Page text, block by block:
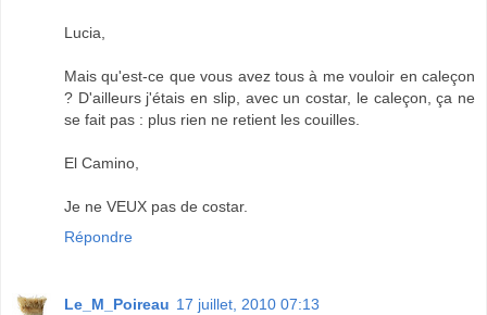
Lucia,
Mais qu'est-ce que vous avez tous à me vouloir en caleçon
? D'ailleurs j'étais en slip, avec un costar, le caleçon, ça ne
se fait pas : plus rien ne retient les couilles.
El Camino,
Je ne VEUX pas de costar.
Répondre
Le_M_Poireau 17 juillet, 2010 07:13